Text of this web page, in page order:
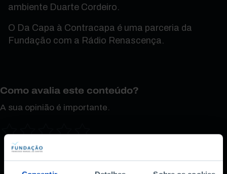
ambiente Duarte Cordeiro.
O Da Capa à Contracapa é uma parceria da
Fundação com a Rádio Renascença.
Como avalia este conteúdo?
A sua opinião é importante.